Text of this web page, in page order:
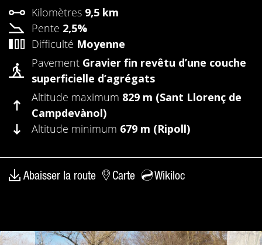
Kilomètres 9,5 km
Pente 2,5%
Difficulté Moyenne
Pavement Gravier fin revêtu d’une couche
superficielle d’agrégats
Altitude maximum 829 m (Sant Llorenç de
Campdevànol)
Altitude minimum 679 m (Ripoll)
Abaisser la route Carte Wikiloc
précédent